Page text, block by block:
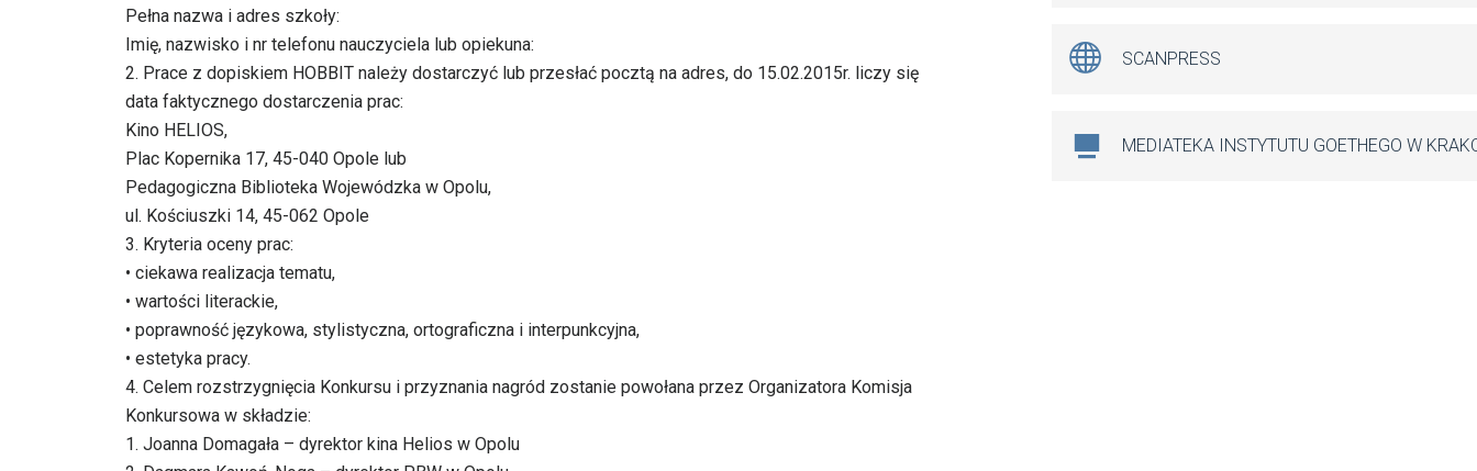
Pełna nazwa i adres szkoły:
Imię, nazwisko i nr telefonu nauczyciela lub opiekuna:
2. Prace z dopiskiem HOBBIT należy dostarczyć lub przesłać pocztą na adres, do 15.02.2015r. liczy się
data faktycznego dostarczenia prac:
Kino HELIOS,
Plac Kopernika 17, 45-040 Opole lub
Pedagogiczna Biblioteka Wojewódzka w Opolu,
ul. Kościuszki 14, 45-062 Opole
3. Kryteria oceny prac:
• ciekawa realizacja tematu,
• wartości literackie,
• poprawność językowa, stylistyczna, ortograficzna i interpunkcyjna,
• estetyka pracy.
4. Celem rozstrzygnięcia Konkursu i przyznania nagród zostanie powołana przez Organizatora Komisja
Konkursowa w składzie:
1. Joanna Domagała – dyrektor kina Helios w Opolu
SCANPRESS
MEDIATEKA INSTYTUTU GOETHEGO W